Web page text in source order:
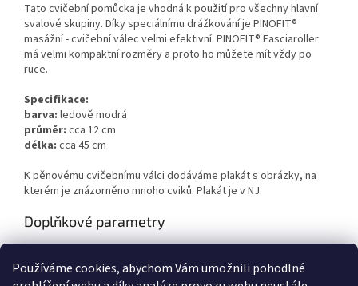
Používáme cookies, abychom Vám umožnili pohodlné
Tato cvičební pomůcka je vhodná k použití pro všechny hlavní
svalové skupiny. Díky speciálnímu drážkování je PINOFIT®
masážní - cvičební válec velmi efektivní. PINOFIT® Fasciaroller
má velmi kompaktní rozměry a proto ho můžete mít vždy po
ruce.
Specifikace:
barva: ledově modrá
průměr: cca 12 cm
délka: cca 45 cm
K pěnovému cvičebnímu válci dodáváme plakát s obrázky, na
kterém je znázorněno mnoho cviků. Plakát je v NJ.
Doplňkové parametry
Hmotnost: 1.022 kg